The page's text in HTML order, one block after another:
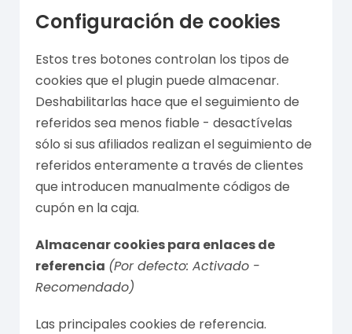
Configuración de cookies
Estos tres botones controlan los tipos de
cookies que el plugin puede almacenar.
Deshabilitarlas hace que el seguimiento de
referidos sea menos fiable - desactívelas
sólo si sus afiliados realizan el seguimiento de
referidos enteramente a través de clientes
que introducen manualmente códigos de
cupón en la caja.
Almacenar cookies para enlaces de
referencia (Por defecto: Activado -
Recomendado)
Las principales cookies de referencia.